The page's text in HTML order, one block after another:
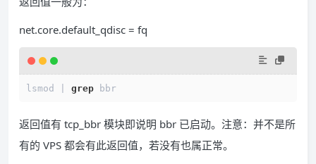
net.core.default_qdisc = fq
lsmod | grep bbr
返回值有 tcp_bbr 模块即说明 bbr 已启动。注意：并不是所
有的 VPS 都会有此返回值，若没有也属正常。